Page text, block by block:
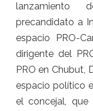
lanzamiento
precandidato a
espacio PRO-
dirigente del
PRO en Chubut,
espacio político
el concejal,